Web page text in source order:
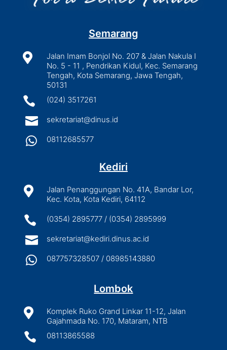
Semarang

Jalan Imam Bonjol No. 207 & Jalan Nakula I
No. 5 - 11 , Pendrikan Kidul, Kec. Semarang
Tengah, Kota Semarang, Jawa Tengah,
50131
 (024) 3517261
 sekretariat@dinus.id
 08112685577
Kediri

Jalan Penanggungan No. 41A, Bandar Lor,
Kec. Kota, Kota Kediri, 64112
 (0354) 2895777 / (0354) 2895999
 sekretariat@kediri.dinus.ac.id
 087757328507 / 08985143880
Lombok

Komplek Ruko Grand Linkar 11-12, Jalan
Gajahmada No. 170, Mataram, NTB
 08113865588